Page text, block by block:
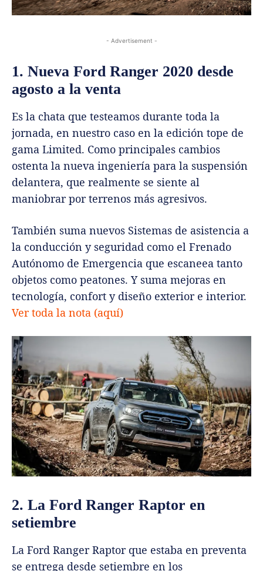
- Advertisement -
1. Nueva Ford Ranger 2020 desde
agosto a la venta
Es la chata que testeamos durante toda la
jornada, en nuestro caso en la edición tope de
gama Limited. Como principales cambios
ostenta la nueva ingeniería para la suspensión
delantera, que realmente se siente al
maniobrar por terrenos más agresivos.
También suma nuevos Sistemas de asistencia a
la conducción y seguridad como el Frenado
Autónomo de Emergencia que escaneea tanto
objetos como peatones. Y suma mejoras en
tecnología, confort y diseño exterior e interior.
Ver toda la nota (aquí)
2. La Ford Ranger Raptor en
setiembre
La Ford Ranger Raptor que estaba en preventa
se entrega desde setiembre en los